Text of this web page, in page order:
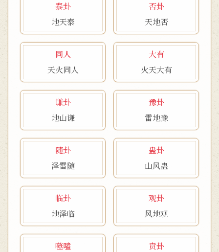
泰卦
地天泰
否卦
天地否
同人
天火同人
大有
火天大有
谦卦
地山谦
豫卦
雷地豫
随卦
泽雷随
蛊卦
山风蛊
临卦
地泽临
观卦
风地观
噬嗑
贲卦